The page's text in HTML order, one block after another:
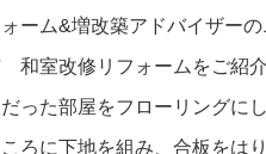
ーム&増改築アドバイザーの
和室改修リフォームをご紹介
った部屋をフローリングに
ろに下地を組み、合板をは